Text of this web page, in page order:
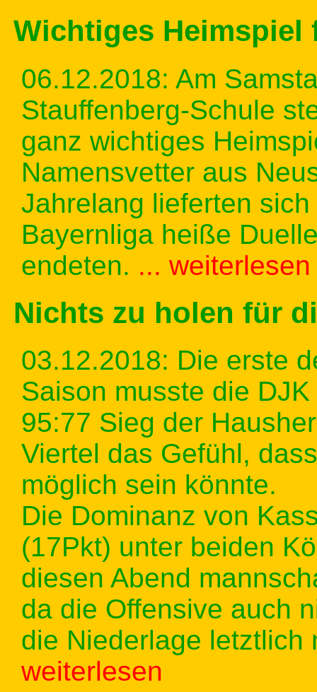
Wichtiges Heimspiel
06.12.2018: Am
Stauffenberg-Schule
ganz wichtiges
Namensvetter aus
Jahrelang lieferten
Bayernliga heiße
endeten. ... weiterlesen
Nichts zu holen für
03.12.2018: Die erste
Saison musste die
95:77 Sieg der
Viertel das Gefühl,
möglich sein könnte.
Die Dominanz von
(17Pkt) unter beiden
diesen Abend
da die Offensive auch
die Niederlage
weiterlesen